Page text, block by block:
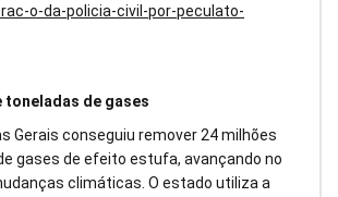
o-da-policia-civil-por-peculato-
toneladas de gases
Gerais conseguiu remover 24 milhões
gases de efeito estufa, avançando no
climáticas. O estado utiliza a